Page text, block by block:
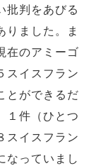
批判をあびる
りました。ま
在のアミーゴ
スイスフラン
とができるだ
１件（ひとつ
スイスフラン
なっていまし